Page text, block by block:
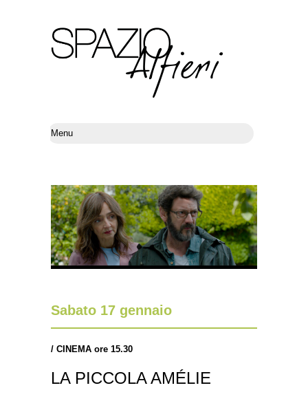
Sabato 17 gennaio
/ CINEMA ore 15.30
LA PICCOLA AMÉLIE